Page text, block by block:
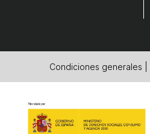
Condiciones generales